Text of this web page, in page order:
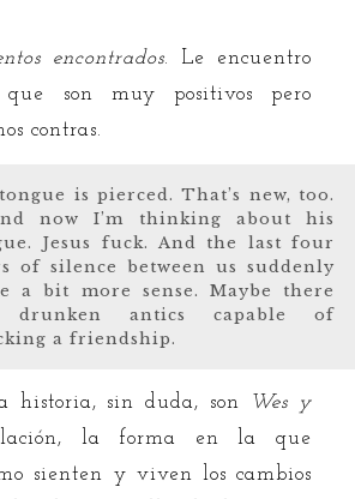
encontrados. Le encuentro
que son muy positivos pero
contras.
is pierced. That’s new, too.
now I’m thinking about his
Jesus fuck. And the last four
of silence between us suddenly
a bit more sense. Maybe there
drunken antics capable of
a friendship.
historia, sin duda, son Wes y
la forma en la que
sienten y viven los cambios